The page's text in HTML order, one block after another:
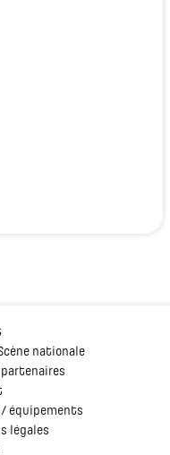
nationale
/ équipements
légales